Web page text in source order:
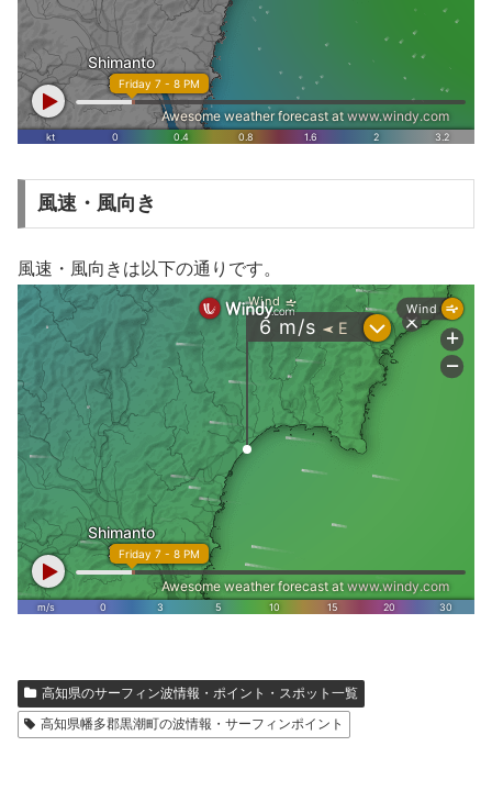
風速・風向き
風速・風向きは以下の通りです。
高知県のサーフィン波情報・ポイント・スポット一覧
高知県幡多郡黒潮町の波情報・サーフィンポイント